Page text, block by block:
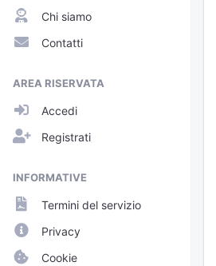
Visitatori del sito
Approfondimenti
Profili pubblici
Richieste
Chi siamo
Contatti
AREA RISERVATA
Accedi
Registrati
INFORMATIVE
Termini del servizio
Privacy
Cookie